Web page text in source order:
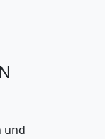
und